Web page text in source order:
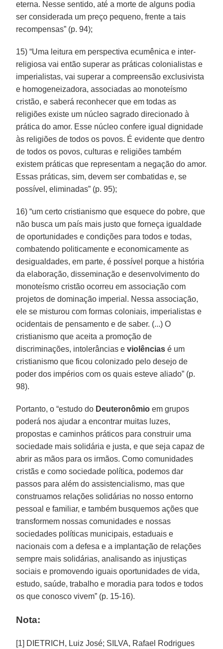
eterna. Nesse sentido, até a morte de alguns podia
ser considerada um preço pequeno, frente a tais
recompensas” (p. 94);
15) “Uma leitura em perspectiva ecumênica e inter-
religiosa vai então superar as práticas colonialistas e
imperialistas, vai superar a compreensão exclusivista
e homogeneizadora, associadas ao monoteísmo
cristão, e saberá reconhecer que em todas as
religiões existe um núcleo sagrado direcionado à
prática do amor. Esse núcleo confere igual dignidade
às religiões de todos os povos. É evidente que dentro
de todos os povos, culturas e religiões também
existem práticas que representam a negação do amor.
Essas práticas, sim, devem ser combatidas e, se
possível, eliminadas” (p. 95);
16) “um certo cristianismo que esquece do pobre, que
não busca um país mais justo que forneça igualdade
de oportunidades e condições para todos e todas,
combatendo politicamente e economicamente as
desigualdades, em parte, é possível porque a história
da elaboração, disseminação e desenvolvimento do
monoteísmo cristão ocorreu em associação com
projetos de dominação imperial. Nessa associação,
ele se misturou com formas coloniais, imperialistas e
ocidentais de pensamento e de saber. (...) O
cristianismo que aceita a promoção de
discriminações, intolerâncias eviolências é um
cristianismo que ficou colonizado pelo desejo de
poder dos impérios com os quais esteve aliado” (p.
98).
Portanto, o “estudo do Deuteronômio em grupos
poderá nos ajudar a encontrar muitas luzes,
propostas e caminhos práticos para construir uma
sociedade mais solidária e justa, e que seja capaz de
abrir as mãos para os irmãos. Como comunidades
cristãs e como sociedade política, podemos dar
passos para além do assistencialismo, mas que
construamos relações solidárias no nosso entorno
pessoal e familiar, e também busquemos ações que
transformem nossas comunidades e nossas
sociedades políticas municipais, estaduais e
nacionais com a defesa e a implantação de relações
sempre mais solidárias, analisando as injustiças
sociais e promovendo iguais oportunidades de vida,
estudo, saúde, trabalho e moradia para todos e todos
os que conosco vivem” (p. 15-16).
Nota:
[1] DIETRICH, Luiz José; SILVA, Rafael Rodrigues